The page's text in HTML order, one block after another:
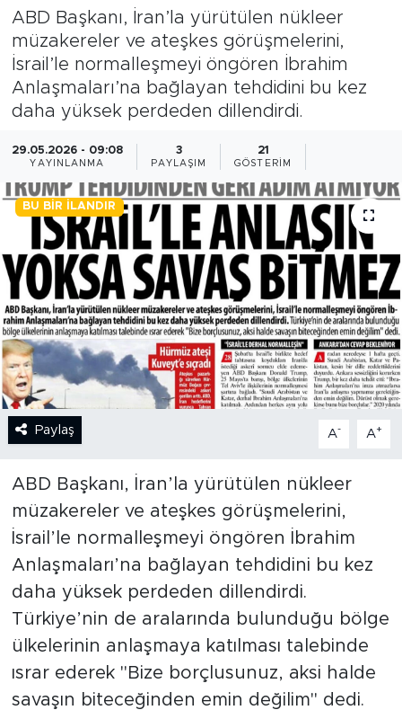
ABD Başkanı, İran’la yürütülen nükleer
müzakereler ve ateşkes görüşmelerini,
İsrail’le normalleşmeyi öngören İbrahim
Anlaşmaları’na bağlayan tehdidini bu kez
daha yüksek perdeden dillendirdi.
29.05.2026 - 09:08
YAYINLANMA
3
PAYLAŞIM
21
GÖSTERIM
BU BIR İLANDIR
Paylaş A- A+
ABD Başkanı, İran’la yürütülen nükleer
müzakereler ve ateşkes görüşmelerini,
İsrail’le normalleşmeyi öngören İbrahim
Anlaşmaları’na bağlayan tehdidini bu kez
daha yüksek perdeden dillendirdi.
Türkiye’nin de aralarında bulunduğu bölge
ülkelerinin anlaşmaya katılması talebinde
ısrar ederek "Bize borçlusunuz, aksi halde
savaşın biteceğinden emin değilim" dedi.
KARİKATÜR
BİLİM-TEKNOLOJİ
NOSTALJİ
KULİS
YAZARLAR
DİNİ
POLİTİKA
EKONOMİ
SPOR
KÜLTÜR SANAT
YAŞAM
TARİHTEN GÜNÜMÜZE
TARİH
Haber Arşivi